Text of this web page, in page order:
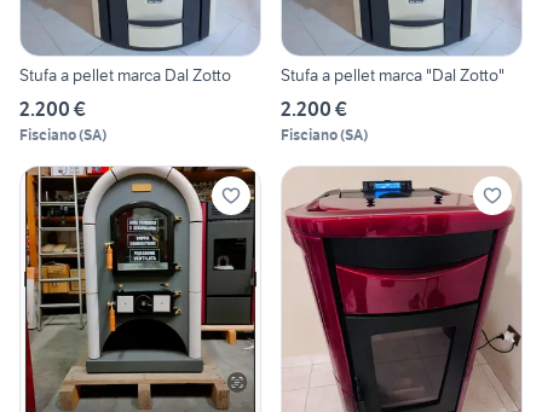
Stufa a pellet marca Dal Zotto
2.200 €
Fisciano(SA)
Stufa a pellet marca "Dal Zotto"
2.200 €
Fisciano(SA)